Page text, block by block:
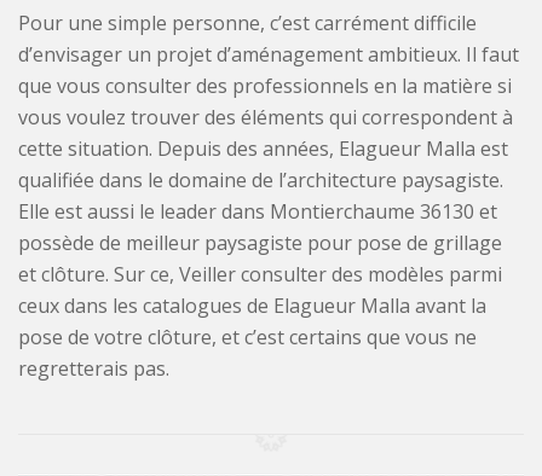
Pour une simple personne, c’est carrément difficile
d’envisager un projet d’aménagement ambitieux. Il faut
que vous consulter des professionnels en la matière si
vous voulez trouver des éléments qui correspondent à
cette situation. Depuis des années, Elagueur Malla est
qualifiée dans le domaine de l’architecture paysagiste.
Elle est aussi le leader dans Montierchaume 36130 et
possède de meilleur paysagiste pour pose de grillage
et clôture. Sur ce, Veiller consulter des modèles parmi
ceux dans les catalogues de Elagueur Malla avant la
pose de votre clôture, et c’est certains que vous ne
regretterais pas.